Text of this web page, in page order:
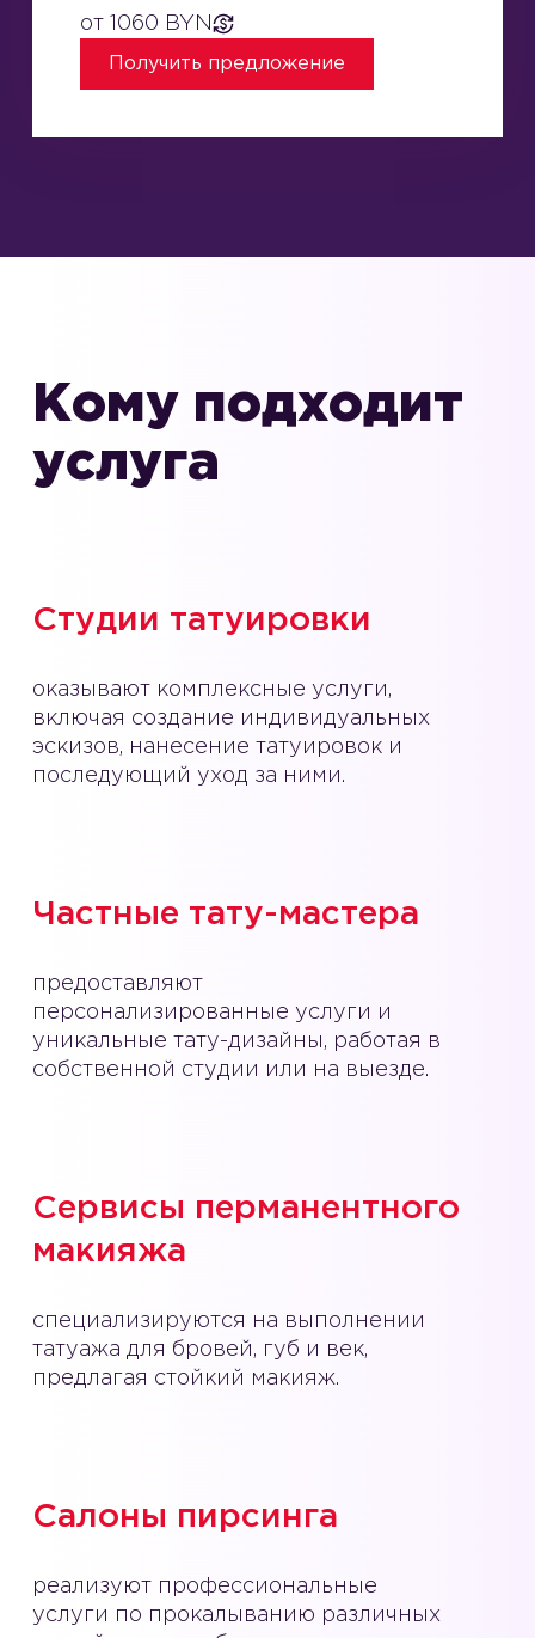
от 1060 BYN
Получить предложение
Кому подходит
услуга
Студии татуировки
оказывают комплексные услуги,
включая создание индивидуальных
эскизов, нанесение татуировок и
последующий уход за ними.
Частные тату-мастера
предоставляют
персонализированные услуги и
уникальные тату-дизайны, работая в
собственной студии или на выезде.
Сервисы перманентного
макияжа
специализируются на выполнении
татуажа для бровей, губ и век,
предлагая стойкий макияж.
Салоны пирсинга
реализуют профессиональные
услуги по прокалыванию различных